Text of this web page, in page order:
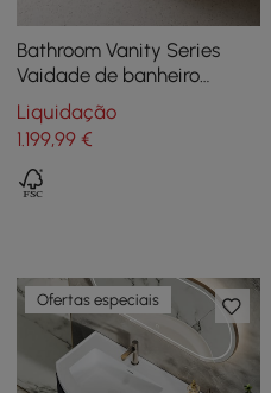
Bathroom Vanity Series
Vaidade de banheiro
flutuante moderna de 55,1
polegadas branca com
pias duplas
Liquidação
1.199,99 €
Ofertas especiais